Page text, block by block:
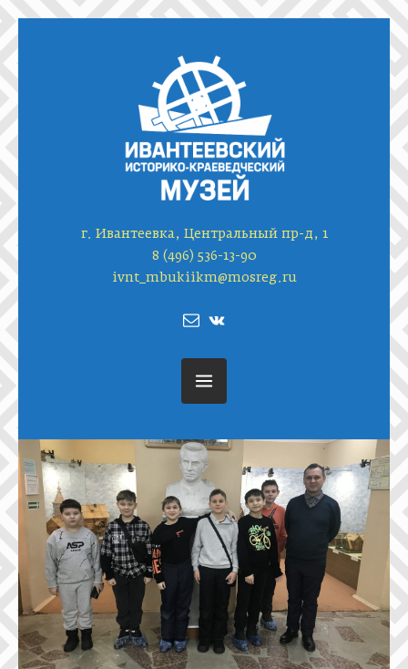
г. Ивантеевка, Центральный пр-д, 1
8 (496) 536-13-90
ivnt_mbukiikm@mosreg.ru